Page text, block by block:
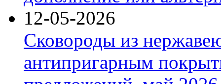
12-05-2026
Сковороды из
антипригарным